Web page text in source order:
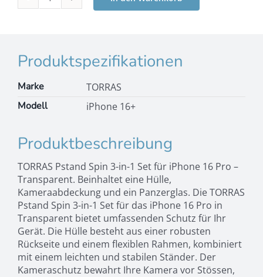
TORRAS
3
in
Menge
Produktspezifikationen
Marke
TORRAS
Modell
iPhone 16+
Produktbeschreibung
TORRAS Pstand Spin 3-in-1 Set für iPhone 16 Pro –
Transparent. Beinhaltet eine Hülle,
Kameraabdeckung und ein Panzerglas. Die TORRAS
Pstand Spin 3-in-1 Set für das iPhone 16 Pro in
Transparent bietet umfassenden Schutz für Ihr
Gerät. Die Hülle besteht aus einer robusten
Rückseite und einem flexiblen Rahmen, kombiniert
mit einem leichten und stabilen Ständer. Der
Kameraschutz bewahrt Ihre Kamera vor Stössen,